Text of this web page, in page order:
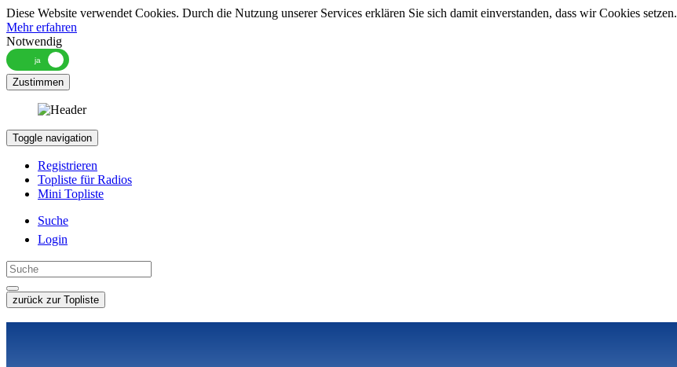
Diese Website verwendet Cookies. Durch die Nutzung unserer Services erklären Sie sich damit einverstanden, dass wir Cookies setzen.
Mehr erfahren
Notwendig
Zustimmen
Toggle navigation
Registrieren
Topliste für Radios
Mini Topliste
Suche
Login
zurück zur Topliste